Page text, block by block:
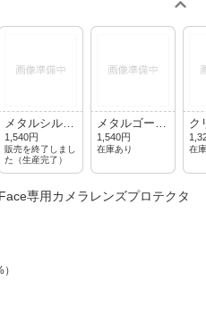
メタルシルバ
ー
1,540円
販売を終了しまし
た（生産完了）
メタルゴール
ド
1,540円
在庫あり
ク
在
専用カメラレンズプロテクタ
）